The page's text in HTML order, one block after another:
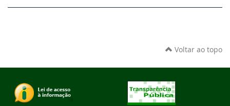
Voltar ao topo